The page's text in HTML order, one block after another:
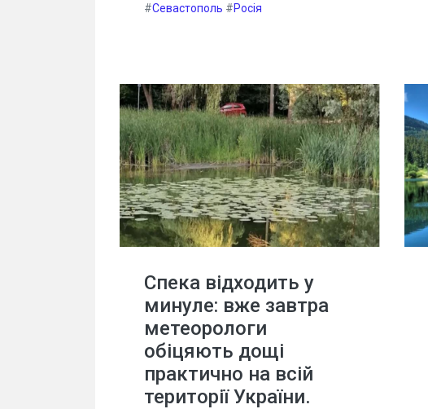
#Севастополь #Росія
Спека відходить у
минуле: вже завтра
метеорологи
обіцяють дощі
практично на всій
території України.